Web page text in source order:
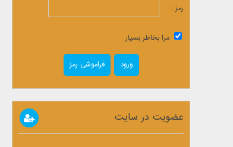
رمز :
مرا بخاطر بسپار
فراموشی رمز
عضویت در سایت